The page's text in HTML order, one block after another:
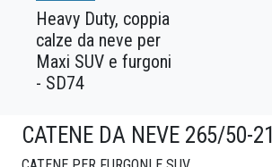
Heavy Duty, coppia
calze da neve per
Maxi SUV e furgoni
- SD74
CATENE DA NEVE 265/50-21